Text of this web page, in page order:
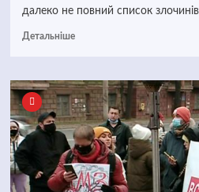
далеко не повний список
Детальніше